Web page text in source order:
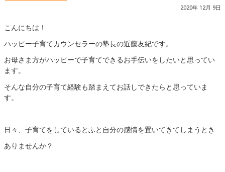
2020年 12月 9日
こんにちは！
ハッピー子育てカウンセラーの塾長の近藤友紀です。
お母さま方がハッピーで子育てできるお手伝いをしたいと思ってい
ます。
そんな自分の子育て経験も踏まえてお話しできたらと思っていま
す。
日々、子育てをしているとふと自分の感情を置いてきてしまうとき
ありませんか？